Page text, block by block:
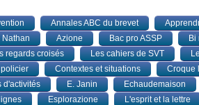
Annales ABC du brevet
Nathan Azione Bac pro ASSP Bi
regards croisés Les cahiers de SVT
Contextes et situations Croque
d'activités E. Janin Echaudemaison
Esplorazione L'esprit et la lettre